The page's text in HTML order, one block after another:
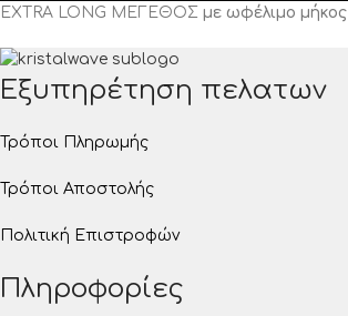
EXTRA LONG ΜΕΓΕΘΟΣ με ωφέλιμο μήκος
Εξυπηρέτηση πελατων
Τρόποι Πληρωμής
Τρόποι Αποστολής
Πολιτική Επιστροφών
Πληροφορίες